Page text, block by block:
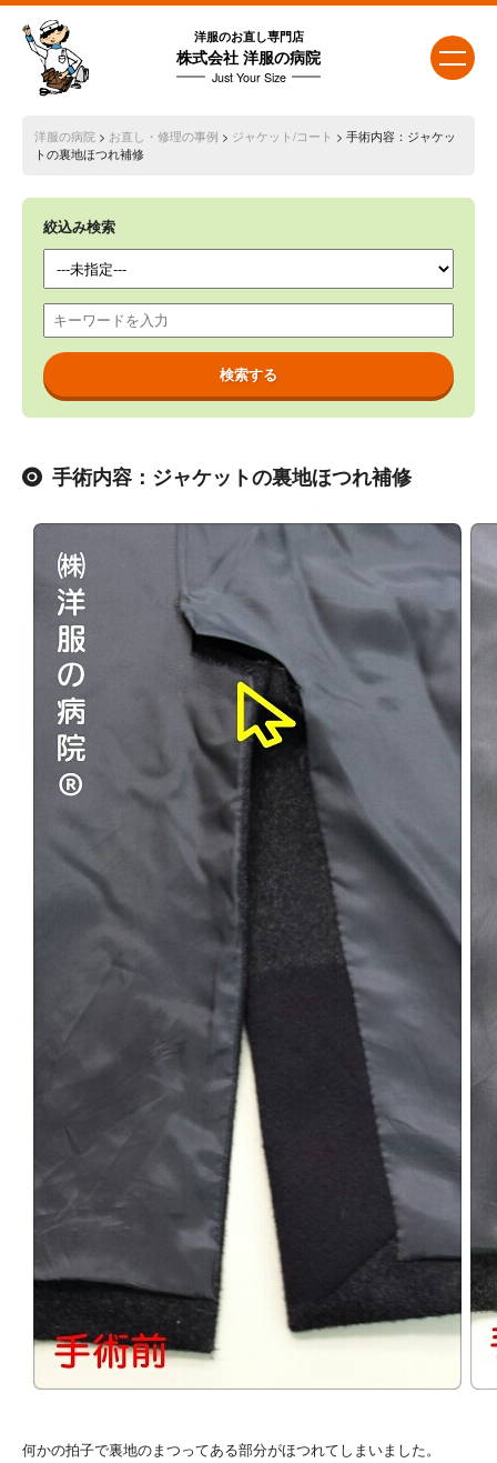
洋服のお直し専門店
株式会社 洋服の病院
Just Your Size
洋服の病院 > お直し・修理の事例 > ジャケット/コート > 手術内容：ジャケッ
トの裏地ほつれ補修
絞込み検索
手術内容：ジャケットの裏地ほつれ補修
何かの拍子で裏地のまつってある部分がほつれてしまいました。